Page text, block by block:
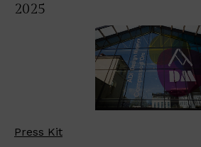
2025
Press Kit